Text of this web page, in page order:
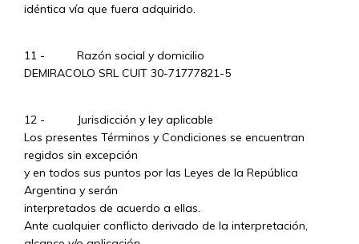
idéntica vía que fuera adquirido.
11 - Razón social y domicilio
DEMIRACOLO SRL CUIT 30-71777821-5
12 - Jurisdicción y ley aplicable
Los presentes Términos y Condiciones se encuentran
regidos sin excepción
y en todos sus puntos por las Leyes de la República
Argentina y serán
interpretados de acuerdo a ellas.
Ante cualquier conflicto derivado de la interpretación,